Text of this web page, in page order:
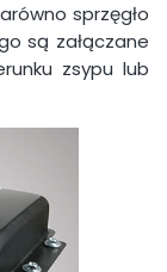
sprzęgło
są załączane
zsypu lub